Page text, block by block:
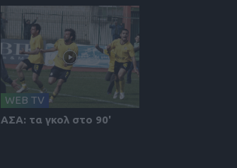
WEB TV
ΑΣΑ: τα γκολ στο 90'